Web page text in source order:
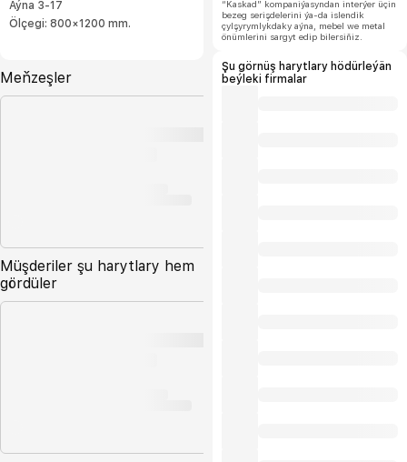
Aýna 3-17
Ölçegi: 800×1200 mm.
Meňzeşler
Müşderiler şu harytlary hem
gördüler
“Kaskad” kompaniýasyndan interýer üçin
bezeg serişdelerini ýa-da islendik
çylşyrymlykdaky aýna, mebel we metal
önümlerini sargyt edip bilersiňiz.
Şu görnüş harytlary hödürleýän
beýleki firmalar